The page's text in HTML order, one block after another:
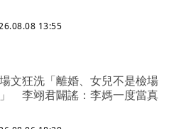
13:55
文狂洗「離婚、女兒不是檢場
李翊君闢謠：李媽一度當真